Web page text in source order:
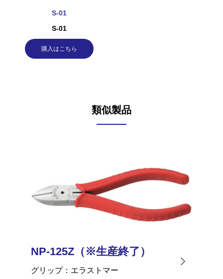
S-01
S-01
購入はこちら
類似製品
NP-125Z（※生産終了）
グリップ
エラストマー